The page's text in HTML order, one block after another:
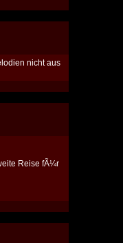
nicht aus
Reise fÃ¼r